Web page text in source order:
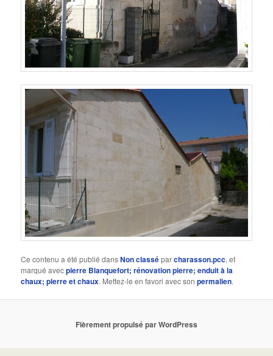
Ce contenu a été publié dansNon classéparcharasson.pcc, et
marqué avecpierre Blanquefort; rénovation pierre; enduit à la
chaux; pierre et chaux. Mettez-le en favori avec sonpermalien.
Fièrement propulsé par WordPress